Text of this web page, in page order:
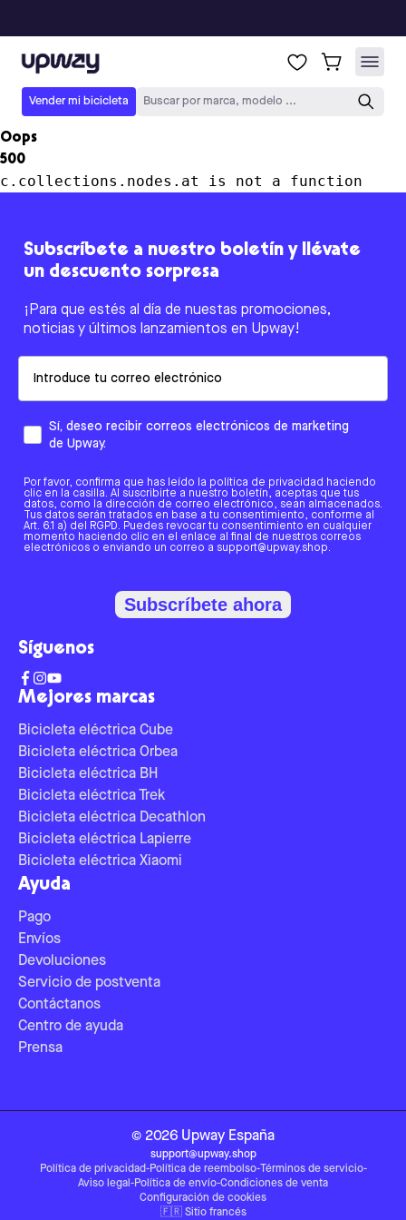
Upway
Vender mi bicicleta Buscar por marca, modelo ...
Oops
500
c.collections.nodes.at is not a function
Mejores marcas
Bicicleta eléctrica Cube
Bicicleta eléctrica Orbea
Bicicleta eléctrica BH
Bicicleta eléctrica Trek
Bicicleta eléctrica Decathlon
Bicicleta eléctrica Lapierre
Bicicleta eléctrica Xiaomi
Ayuda
Pago
Envíos
Devoluciones
Servicio de postventa
Contáctanos
Centro de ayuda
Prensa
Subscríbete a nuestro boletín y llévate
un descuento sorpresa
¡Para que estés al día de nuestas promociones,
noticias y últimos lanzamientos en Upway!
Sí, deseo recibir correos electrónicos de marketing
de Upway.
Por favor, confirma que has leído la política de privacidad haciendo
clic en la casilla. Al suscribirte a nuestro boletín, aceptas que tus
datos, como la dirección de correo electrónico, sean almacenados.
Tus datos serán tratados en base a tu consentimiento, conforme al
Art. 6.1 a) del RGPD. Puedes revocar tu consentimiento en cualquier
momento haciendo clic en el enlace al final de nuestros correos
electrónicos o enviando un correo a support@upway.shop.
Subscríbete ahora
Síguenos
© 2026 Upway España
support@upway.shop
Política de privacidad-Política de reembolso-Términos de servicio-
Aviso legal -Política de envío-Condiciones de venta
Configuración de cookies
🇫🇷 Sitio francés